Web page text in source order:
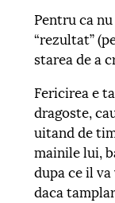
Pentru ca
“rezultat”
starea de a
Fericirea e
dragoste,
uitand de
mainile lui,
dupa ce il
daca